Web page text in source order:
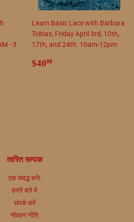
- 3
Learn Basic Lace with Barbara
Tobias, Friday April 3rd, 10th,
17th, and 24th. 10am-12pm
सामान्य
$4000
त्वरित सम्पक
एक संबद्ध बनें!
हमारे बारे में
संपर्क करें
नौवहन नीति